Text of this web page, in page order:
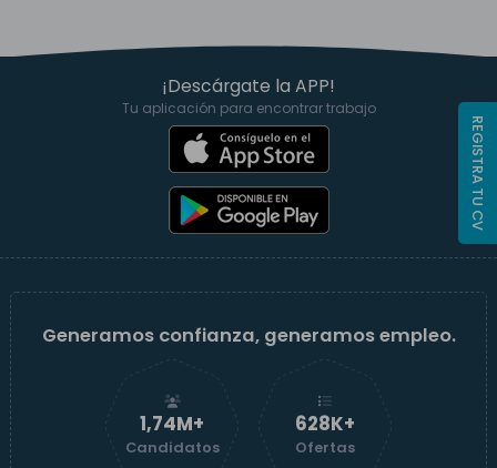
¡Descárgate la APP!
Tu aplicación para encontrar trabajo
Generamos confianza, generamos empleo.
1,74M+
Candidatos
629K+
Ofertas
REGISTRA TU CV